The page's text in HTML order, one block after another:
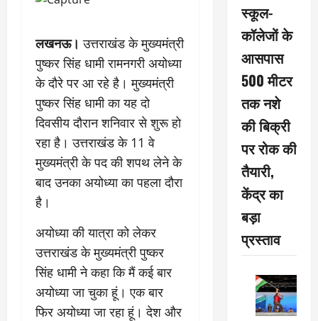
लखनऊ। उत्तराखंड के मुख्यमंत्री
पुष्कर सिंह धामी रामनगरी अयोध्या
के दौरे पर आ रहे है। मुख्यमंत्री
पुष्कर सिंह धामी का यह दो
दिवसीय दौरान शनिवार से शुरू हो
रहा है। उत्तराखंड के 11 वे
मुख्यमंत्री के पद की शपथ लेने के
बाद उनका अयोध्या का पहला दौरा
है।
अयोध्या की यात्रा को लेकर
उत्तराखंड के मुख्यमंत्री पुष्कर
सिंह धामी ने कहा कि मैं कई बार
अयोध्या जा चुका हूं। एक बार
फिर अयोध्या जा रहा हूं। देश और
स्कूल-
कॉलेजों के
आसपास
500 मीटर
तक नशे
की बिक्री
पर रोक की
तैयारी,
केंद्र का
बड़ा
प्रस्ताव